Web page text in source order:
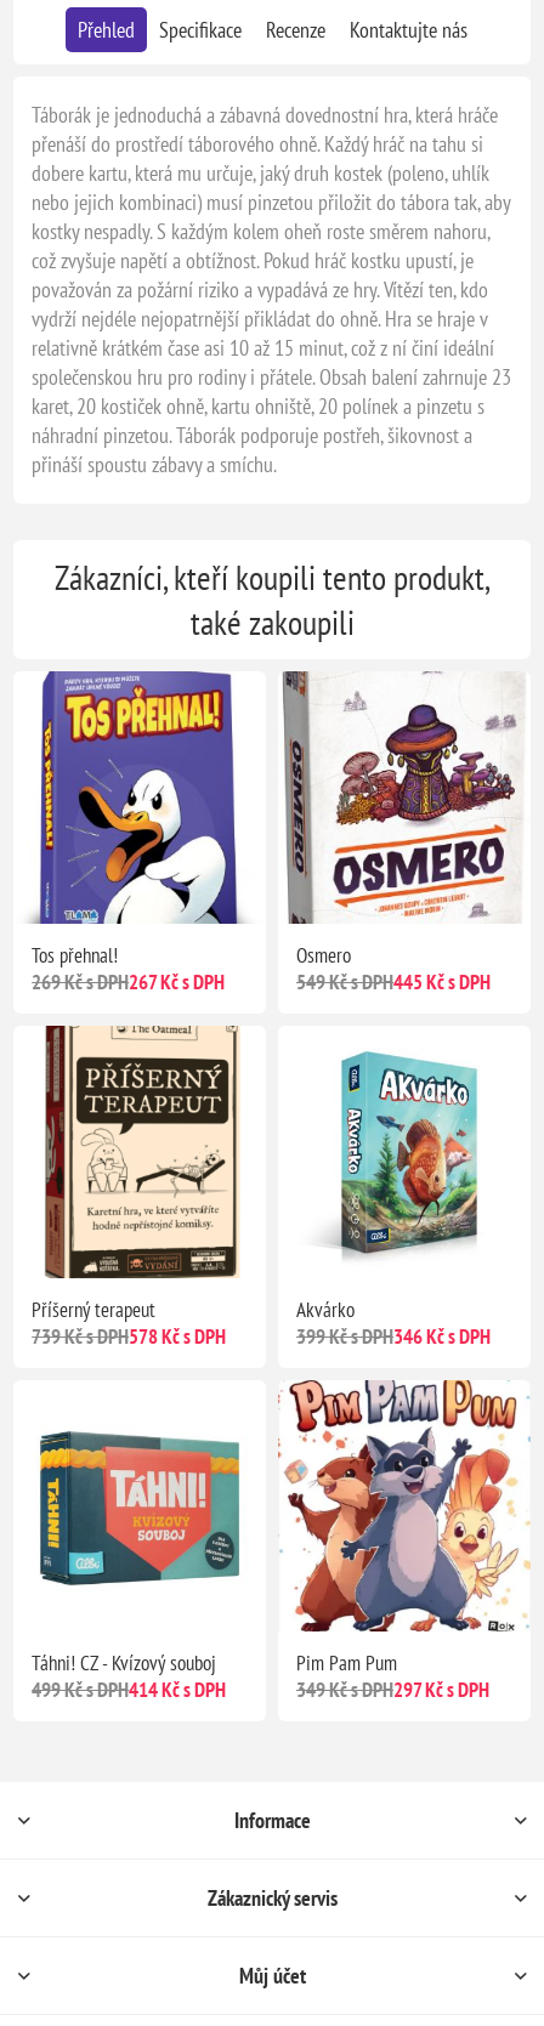
Přehled Specifikace Recenze Kontaktujte nás
Táborák je jednoduchá a zábavná dovednostní hra, která hráče
přenáší do prostředí táborového ohně. Každý hráč na tahu si
dobere kartu, která mu určuje, jaký druh kostek (poleno, uhlík
nebo jejich kombinaci) musí pinzetou přiložit do tábora tak, aby
kostky nespadly. S každým kolem oheň roste směrem nahoru,
což zvyšuje napětí a obtížnost. Pokud hráč kostku upustí, je
považován za požární riziko a vypadává ze hry. Vítězí ten, kdo
vydrží nejdéle nejopatrnější přikládat do ohně. Hra se hraje v
relativně krátkém čase asi 10 až 15 minut, což z ní činí ideální
společenskou hru pro rodiny i přátele. Obsah balení zahrnuje 23
karet, 20 kostiček ohně, kartu ohniště, 20 polínek a pinzetu s
náhradní pinzetou. Táborák podporuje postřeh, šikovnost a
přináší spoustu zábavy a smíchu.
Zákazníci, kteří koupili tento produkt,
také zakoupili
Tos přehnal!
269 Kč s DPH267 Kč s DPH
Osmero
549 Kč s DPH445 Kč s DPH
Příšerný terapeut
739 Kč s DPH578 Kč s DPH
Akvárko
399 Kč s DPH346 Kč s DPH
Táhni! CZ - Kvízový souboj
499 Kč s DPH414 Kč s DPH
Pim Pam Pum
349 Kč s DPH297 Kč s DPH
Informace
Zákaznický servis
Můj účet